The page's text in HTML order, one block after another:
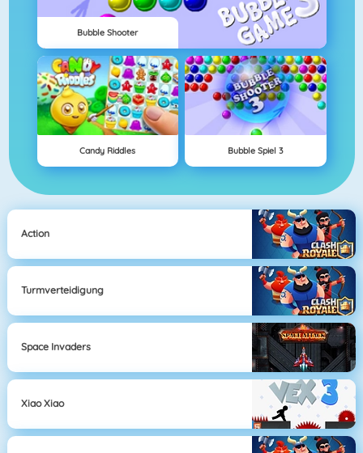
Bubble Shooter
Candy Riddles Bubble Spiel 3
Action
Turmverteidigung
Space Invaders
Xiao Xiao